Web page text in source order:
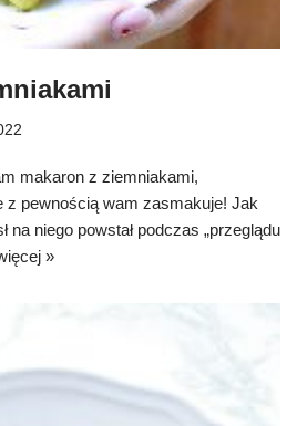
makaron z ziemniakami,
z pewnością wam zasmakuje! Jak
na niego powstał podczas „przeglądu
»